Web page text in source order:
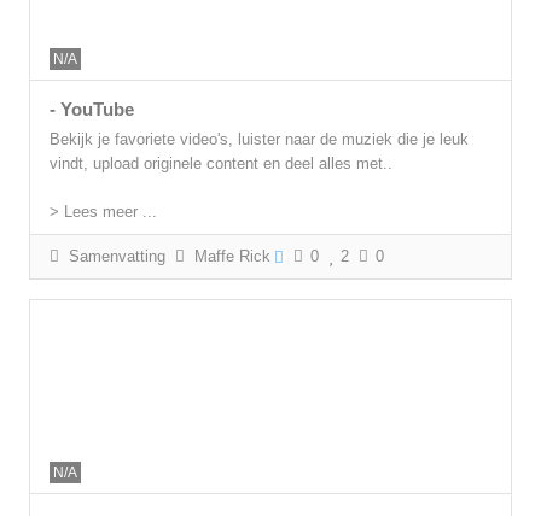
N/A
- YouTube
Bekijk je favoriete video's, luister naar de muziek die je leuk
vindt, upload originele content en deel alles met..
> Lees meer ...
Samenvatting Maffe Rick 0 2 0
N/A